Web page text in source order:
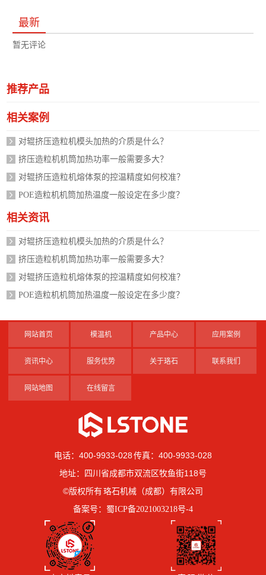
最新
暂无评论
推荐产品
相关案例
对辊挤压造粒机模头加热的介质是什么？
挤压造粒机机筒加热功率一般需要多大？
对辊挤压造粒机熔体泵的控温精度如何校准？
POE造粒机机筒加热温度一般设定在多少度？
相关资讯
对辊挤压造粒机模头加热的介质是什么？
挤压造粒机机筒加热功率一般需要多大？
对辊挤压造粒机熔体泵的控温精度如何校准？
POE造粒机机筒加热温度一般设定在多少度？
网站首页 模温机 产品中心 应用案例
资讯中心 服务优势 关于珞石 联系我们
网站地图 在线留言
电话：400-9933-028 传真：400-9933-028
地址：四川省成都市双流区牧鱼街118号
©版权所有 珞石机械（成都）有限公司
备案号： 蜀ICP备2021003218号-4